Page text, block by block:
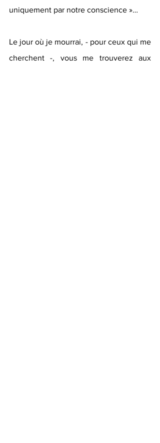
uniquement par notre conscience »…
Le jour où je mourrai, - pour ceux qui me
cherchent -, vous me trouverez aux